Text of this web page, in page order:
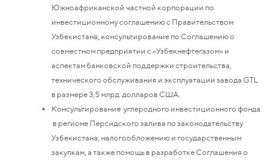
Южноафриканской частной корпорации по
инвестиционному соглашению с Правительством
Узбекистана, консультирование по Соглашению о
совместном предприятии с «Узбекнефтегазом» и
аспектам банковской поддержки строительства,
технического обслуживания и эксплуатации завода GTL
в размере 3,5 млрд. долларов США.
Консультирование углеродного инвестиционного фонда
в регионе Персидского залива по законодательству
Узбекистана, налогообложению и государственным
закупкам, а также помощь в разработке Соглашения о